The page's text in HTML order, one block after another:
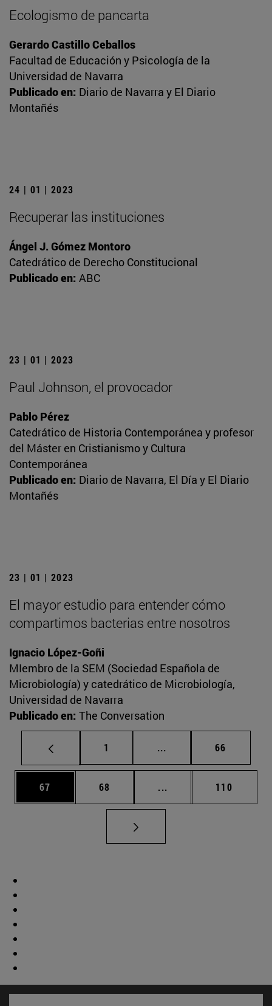
Ecologismo de pancarta
Gerardo Castillo Ceballos
Facultad de Educación y Psicología de la
Universidad de Navarra
Publicado en: Diario de Navarra y El Diario
Montañés
24 | 01 | 2023
Recuperar las instituciones
Ángel J. Gómez Montoro
Catedrático de Derecho Constitucional
Publicado en: ABC
23 | 01 | 2023
Paul Johnson, el provocador
Pablo Pérez
Catedrático de Historia Contemporánea y profesor
del Máster en Cristianismo y Cultura
Contemporánea
Publicado en: Diario de Navarra, El Día y El Diario
Montañés
23 | 01 | 2023
El mayor estudio para entender cómo
compartimos bacterias entre nosotros
Ignacio López-Goñi
MIembro de la SEM (Sociedad Española de
Microbiología) y catedrático de Microbiología,
Universidad de Navarra
Publicado en: The Conversation
Página
1 ... Páginas intermedias
Página
66
Página
67 Página
68 ... Páginas intermedias
Página
110